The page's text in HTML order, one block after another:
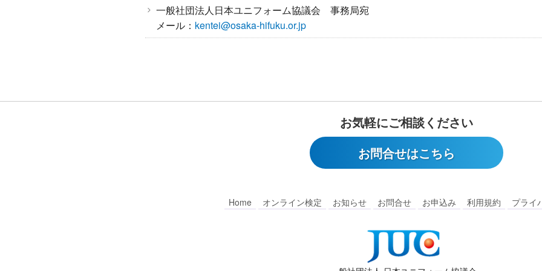
一般社団法人日本ユニフォーム協議会 事務局宛
メール： kentei@osaka-hifuku.or.jp
お気軽にご相談ください
お問合せはこちら
Home オンライン検定 お知らせ お問合せ お申込み 利用規約 プライ